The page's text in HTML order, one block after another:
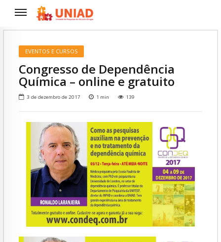
EVENTOS E CURSOS
Congresso de Dependência
Química – online e gratuito
3 de dezembro de 2017 1 min 139